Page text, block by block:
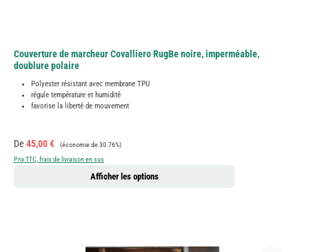
Couverture de marcheur Covalliero RugBe noire, imperméable,
doublure polaire
Polyester résistant avec membrane TPU
régule température et humidité
favorise la liberté de mouvement
Prix de vente :
De 45,00 € Prix régulier :
(économie de 30.76%)
Prix TTC, frais de livraison en sus
Afficher les options